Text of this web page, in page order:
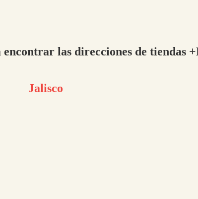
las direcciones de tiendas
Jalisco